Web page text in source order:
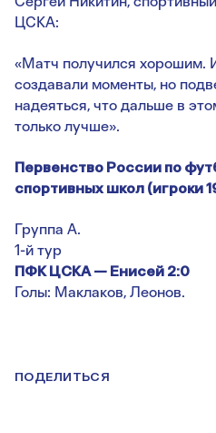
ЦСКА:
«Матч получился хорошим.
создавали моменты, но
надеяться, что дальше в
только лучше».
Первенство России по
спортивных школ (игроки
Группа A.
1-й тур
ПФК ЦСКА — Енисей 2:0
Голы: Маклаков, Леонов.
ПОДЕЛИТЬСЯ